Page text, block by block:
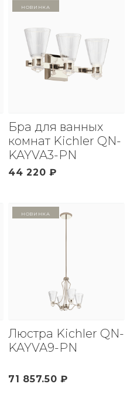
Новинка
Бра для ванных
комнат Kichler QN-
KAYVA3-PN
44 220 ₽
Новинка
Люстра Kichler QN-
KAYVA9-PN
71 857.50 ₽